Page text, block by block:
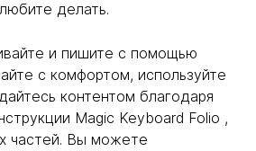
делать.
и пишите с помощью
с комфортом, используйте
контентом благодаря
Magic Keyboard Folio ,
частей. Вы можете